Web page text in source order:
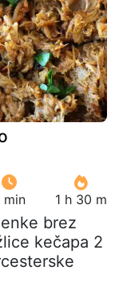
min 1 h 30 m
brez
kečapa 2